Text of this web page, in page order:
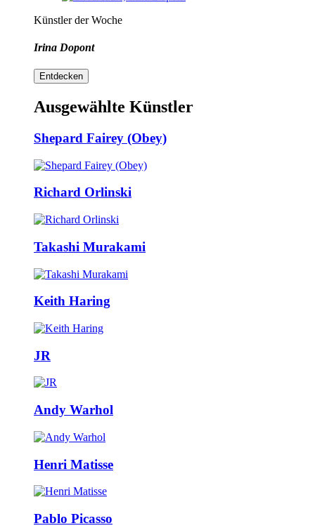
Künstler der Woche
Irina Dopont
Entdecken
Ausgewählte Künstler
Shepard Fairey (Obey)
Richard Orlinski
Takashi Murakami
Keith Haring
JR
Andy Warhol
Henri Matisse
Pablo Picasso